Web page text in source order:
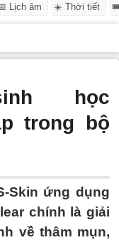
Lịch âm ☀️ Thời tiết
học
trong bộ
Skin ứng dụng
chính là giải
về thâm mụn,